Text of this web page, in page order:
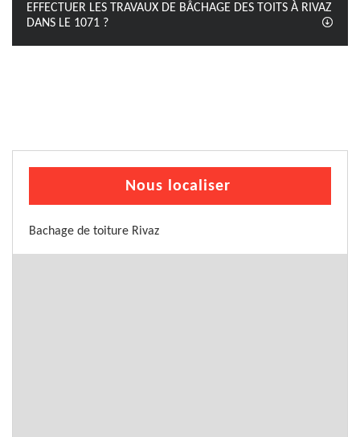
EFFECTUER LES TRAVAUX DE BÂCHAGE DES TOITS À RIVAZ
DANS LE 1071 ?
Nous localiser
Bachage de toiture Rivaz